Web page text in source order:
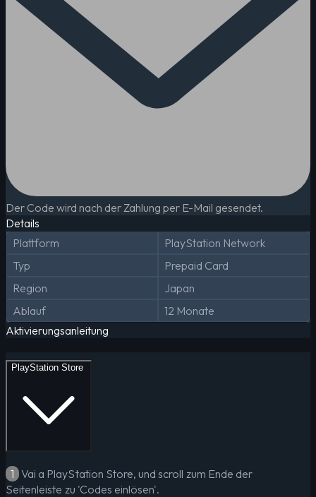
Der Code wird nach der Zahlung per E-Mail gesendet.
Details
Plattform
PlayStation Network
Typ
Prepaid Card
Region
Japan
Ablauf
12 Monate
Aktivierungsanleitung
PlayStation Store
1 Vai a PlayStation Store, und scroll zum Ende der
Seitenleiste zu 'Codes einlösen'.